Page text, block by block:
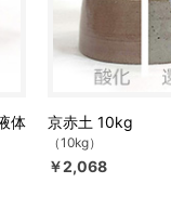
体
京赤土 10kg
（10kg）
￥2,068